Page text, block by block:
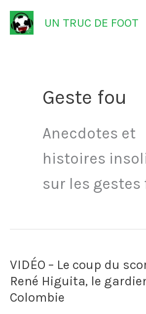
Aller
au
UN TRUC DE FOOT
Geste fou
Anecdotes et
histoires
sur les gestes
VIDÉO – Le coup du
René Higuita, le
Colombie